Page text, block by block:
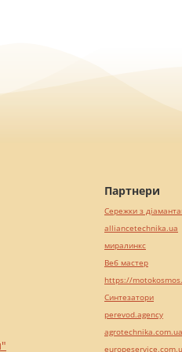
Партнери
Сережки з
alliancetechnika.ua
миралинкс
Веб мастер
https://
Синтезатори
perevod.agency
agrotechnika.com.ua